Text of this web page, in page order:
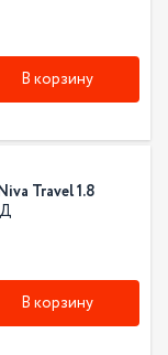
В корзину
Travel 1.8
В корзину